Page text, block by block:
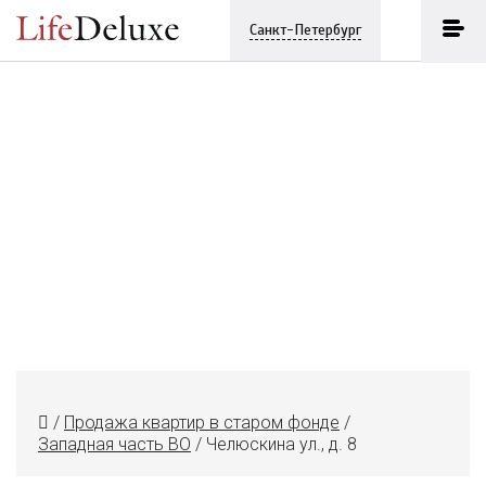
Санкт-Петербург
/ Продажа квартир в старом фонде /
Западная часть ВО / Челюскина ул., д. 8